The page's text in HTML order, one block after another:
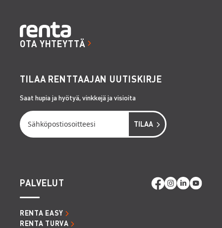
OTA YHTEYTTÄ
TILAA RENTTAAJAN UUTISKIRJE
Saat hupia ja hyötyä, vinkkejä ja visioita
PALVELUT
RENTA EASY
RENTA TURVA